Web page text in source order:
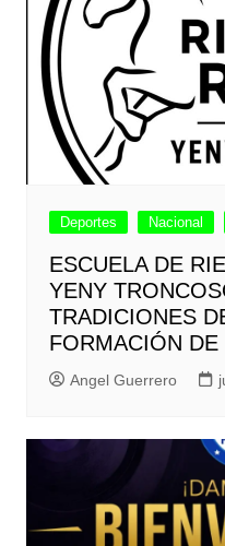
Deportes Nacional
ESCUELA DE
YENY
TRADICIONES
FORMACIÓN
Angel Guerrero